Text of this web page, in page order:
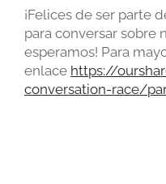
¡Felices de ser parte
para conversar sobre
esperamos! Para
enlace https://
conversation-race/